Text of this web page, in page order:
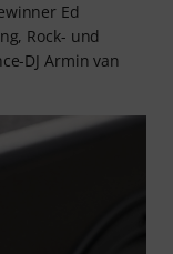
Ed
Rock- und
DJ Armin van